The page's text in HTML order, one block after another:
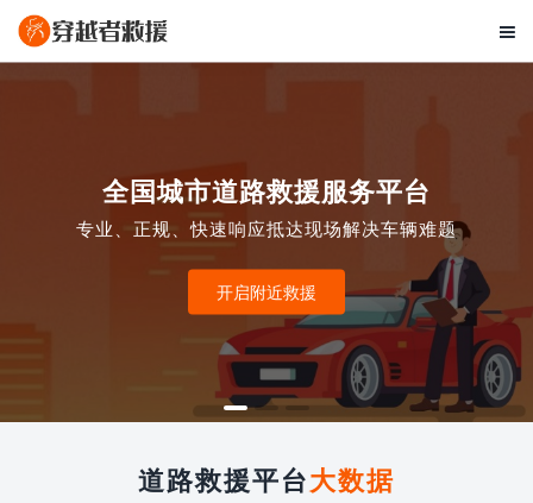

全国城市道路救援服务平台
专业、正规、快速响应抵达现场解决车辆难题
开启附近救援
道路救援平台大数据